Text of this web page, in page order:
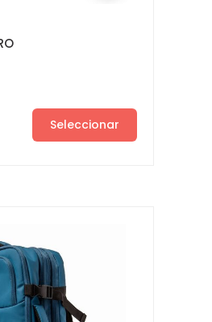
Seleccionar